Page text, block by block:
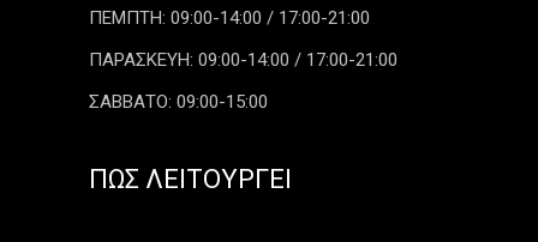
ΠΕΜΠΤΗ: 09:00-14:00 / 17:00-21:00
ΠΑΡΑΣΚΕΥΗ: 09:00-14:00 / 17:00-21:00
ΣΑΒΒΑΤΟ: 09:00-15:00
ΠΏΣ ΛΕΙΤΟΥΡΓΕΊ